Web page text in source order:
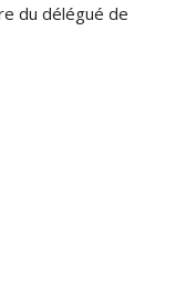
du délégué de